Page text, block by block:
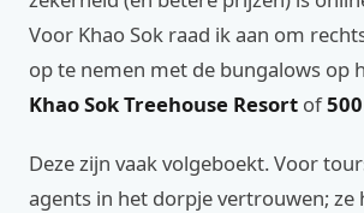
Voor Khao Sok raad ik aan om
op te nemen met de bungalows op
Khao Sok Treehouse Resort of
Deze zijn vaak volgeboekt. Voor
agents in het dorpje vertrouwen; ze